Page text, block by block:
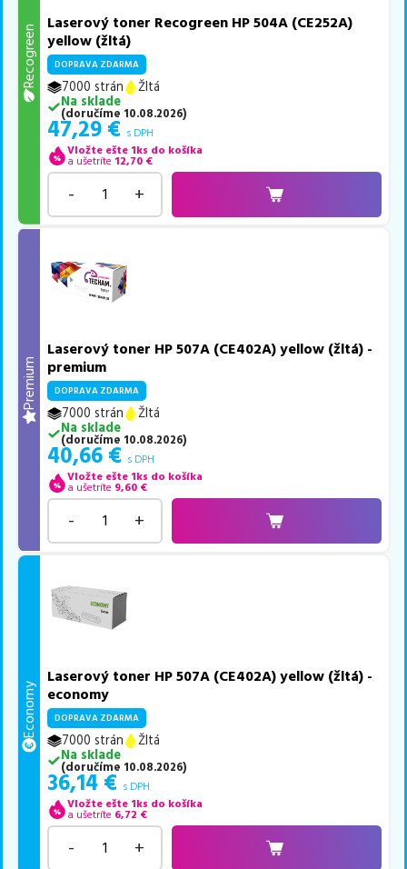
Recogreen
Laserový toner Recogreen HP 504A (CE252A)
yellow (žltá)
DOPRAVA ZDARMA
7000 strán
Žltá
Na sklade
(doručíme 10.08.2026)
47,29 € s DPH
Vložte ešte 1ks do košíka
a ušetríte 12,70 €
- +
Premium
Laserový toner HP 507A (CE402A) yellow (žltá) -
premium
DOPRAVA ZDARMA
7000 strán
Žltá
Na sklade
(doručíme 10.08.2026)
40,66 € s DPH
Vložte ešte 1ks do košíka
a ušetríte 9,60 €
- +
Economy
Laserový toner HP 507A (CE402A) yellow (žltá) -
economy
DOPRAVA ZDARMA
7000 strán
Žltá
Na sklade
(doručíme 10.08.2026)
36,14 € s DPH
Vložte ešte 1ks do košíka
a ušetríte 6,72 €
- +